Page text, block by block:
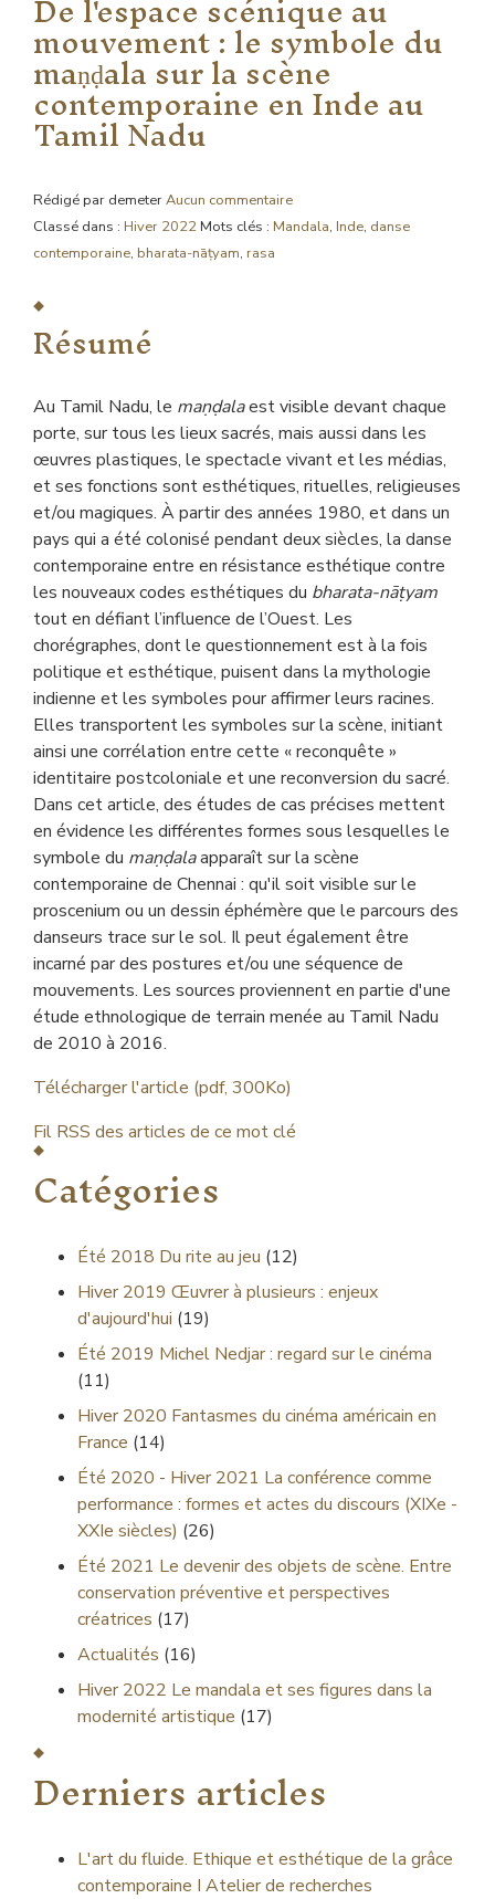
mouvement : le symbole du
maṇḍala sur la scène
contemporaine en Inde au
Tamil Nadu
Rédigé par demeterAucun commentaire
Classé dans : Hiver 2022 Mots clés : Mandala, Inde, danse
contemporaine, bharata-nāṭyam, rasa
Résumé
Au Tamil Nadu, le maṇḍalaest visible devant chaque
porte, sur tous les lieux sacrés, mais aussi dans les
œuvres plastiques, le spectacle vivant et les médias,
et ses fonctions sont esthétiques, rituelles, religieuses
et/ou magiques. À partir des années 1980, et dans un
pays qui a été colonisé pendant deux siècles, la danse
contemporaine entre en résistance esthétique contre
les nouveaux codes esthétiques du bharata-nāṭyam
tout en défiant l’influence de l’Ouest. Les
chorégraphes, dont le questionnement est à la fois
politique et esthétique, puisent dans la mythologie
indienne et les symboles pour affirmer leurs racines.
Elles transportent les symboles sur la scène, initiant
ainsi une corrélation entre cette « reconquête »
identitaire postcoloniale et une reconversion du sacré.
Dans cet article, des études de cas précises mettent
en évidence les différentes formes sous lesquelles le
symbole du maṇḍalaapparaît sur la scène
contemporaine de Chennai : qu'il soit visible sur le
proscenium ou un dessin éphémère que le parcours des
danseurs trace sur le sol. Il peut également être
incarné par des postures et/ou une séquence de
mouvements. Les sources proviennent en partie d'une
étude ethnologique de terrain menée au Tamil Nadu
de 2010 à 2016.
Télécharger l'article (pdf, 300Ko)
Fil RSS des articles de ce mot clé
Catégories
Été 2018 Du rite au jeu (12)
Hiver 2019 Œuvrer à plusieurs : enjeux
d'aujourd'hui (19)
Été 2019 Michel Nedjar : regard sur le cinéma
(11)
Hiver 2020 Fantasmes du cinéma américain en
France (14)
Été 2020 - Hiver 2021 La conférence comme
performance : formes et actes du discours (XIXe -
XXIe siècles) (26)
Été 2021 Le devenir des objets de scène. Entre
conservation préventive et perspectives
créatrices (17)
Actualités (16)
Hiver 2022 Le mandala et ses figures dans la
modernité artistique (17)
Derniers articles
L'art du fluide. Ethique et esthétique de la grâce
contemporaine I Atelier de recherches